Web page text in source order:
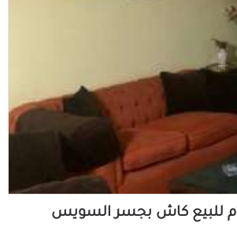
شقة سكنية 115م للبيع كاش بجسر السويس